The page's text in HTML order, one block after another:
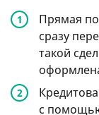
Прямая
сразу
такой
с